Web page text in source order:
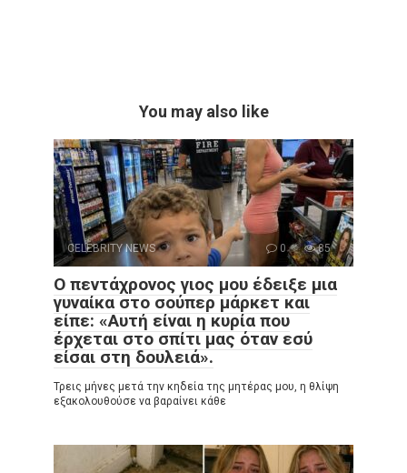
You may also like
CELEBRITY NEWS 0 85
Ο πεντάχρονος γιος μου έδειξε μια
γυναίκα στο σούπερ μάρκετ και
είπε: «Αυτή είναι η κυρία που
έρχεται στο σπίτι μας όταν εσύ
είσαι στη δουλειά».
Τρεις μήνες μετά την κηδεία της μητέρας μου, η θλίψη
εξακολουθούσε να βαραίνει κάθε